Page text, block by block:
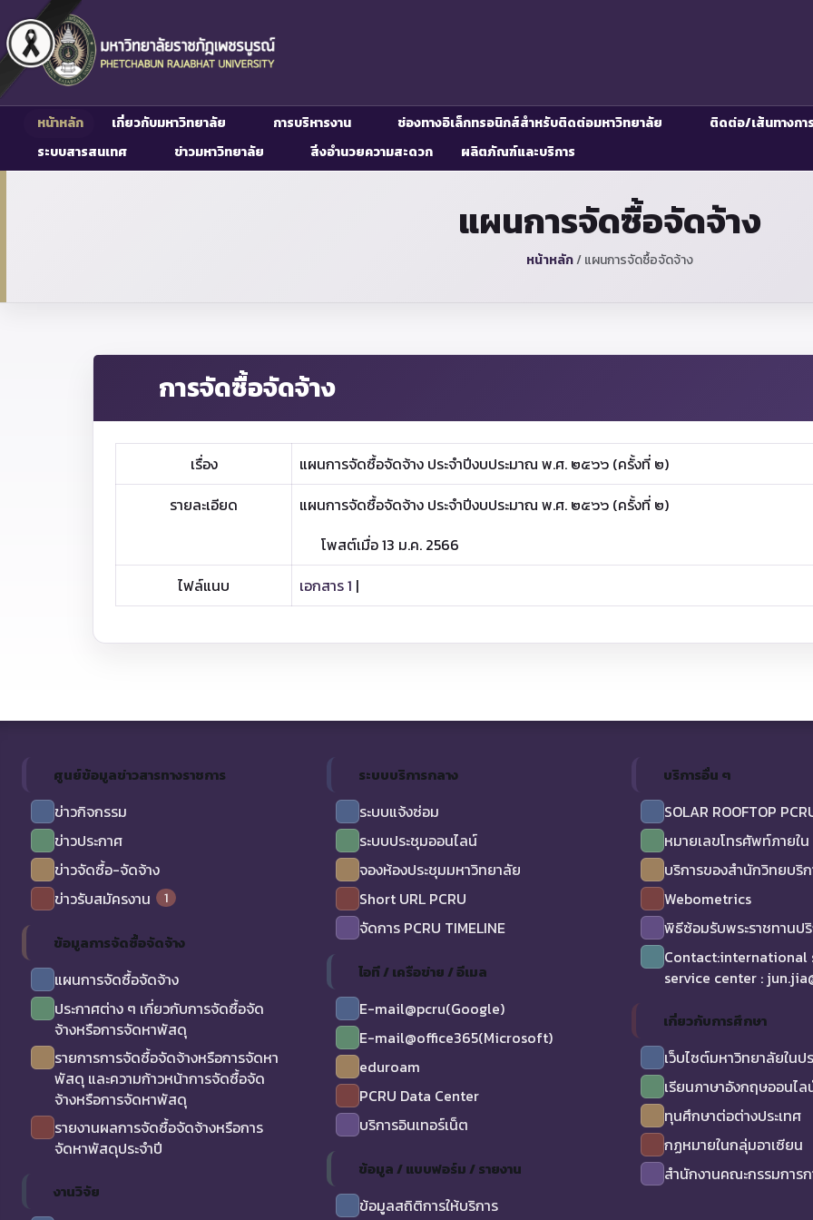
หน้าหลัก เกี่ยวกับมหาวิทยาลัย การบริหารงาน ช่องทางอิเล็กทรอนิกส์สำหรับติดต่อมหาวิทยาลัย
ติดต่อ/เส้นทางกา
ระบบสารสนเทศ
ข่าวมหาวิทยาลัย สิ่งอำนวยความสะดวก ผลิตภัณฑ์และบริการ
แผนการจัดซื้อจัดจ้าง
หน้าหลัก/แผนการจัดซื้อจัดจ้าง
การจัดซื้อจัดจ้าง
เรื่อง
แผนการจัดซื้อจัดจ้าง ประจำปีงบประมาณ พ.ศ. ๒๕๖๖ (ครั้งที่ ๒)
รายละเอียด
แผนการจัดซื้อจัดจ้าง ประจำปีงบประมาณ พ.ศ. ๒๕๖๖ (ครั้งที่ ๒)
โพสต์เมื่อ 13 ม.ค. 2566
ไฟล์แนบ
เอกสาร 1 |
ศูนย์ข้อมูลข่าวสารทางราชการ
ข่าวกิจกรรม
ข่าวประกาศ
ข่าวจัดซื้อ-จัดจ้าง
ข่าวรับสมัครงาน
1
ข้อมูลการจัดซื้อจัดจ้าง
แผนการจัดซื้อจัดจ้าง
ประกาศต่าง ๆ เกี่ยวกับการจัดซื้อจัด
จ้างหรือการจัดหาพัสดุ
รายการการจัดซื้อจัดจ้างหรือการจัดหา
พัสดุ และความก้าวหน้าการจัดซื้อจัด
จ้างหรือการจัดหาพัสดุ
รายงานผลการจัดซื้อจัดจ้างหรือการ
จัดหาพัสดุประจำปี
งานวิจัย
ระบบบริการกลาง
ระบบแจ้งซ่อม
ระบบประชุมออนไลน์
จองห้องประชุมมหาวิทยาลัย
Short URL PCRU
จัดการ PCRU TIMELINE
ไอที / เครือข่าย / อีเมล
E-mail@pcru(Google)
E-mail@office365(Microsoft)
eduroam
PCRU Data Center
บริการอินเทอร์เน็ต
ข้อมูล / แบบฟอร์ม / รายงาน
ข้อมูลสถิติการให้บริการ
บริการอื่น ๆ
SOLAR ROOFTOP
หมายเลขโทรศัพท์ภายใน
บริการของสำนักวิทยบริ
Webometrics
พิธีซ้อมรับพระราชทาน
Contact:international
service center :
เกี่ยวกับการศึกษา
เว็บไซต์มหาวิทยาลัยในป
เรียนภาษาอังกฤษออนไล
ทุนศึกษาต่อต่างประเทศ
กฏหมายในกลุ่มอาเซียน
สำนักงานคณะกรรมการ